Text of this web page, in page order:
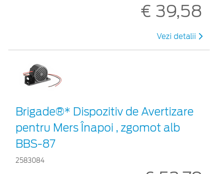
€ 39,58
Vezi detalii
Brigade®* Dispozitiv de Avertizare
pentru Mers Înapoi , zgomot alb
BBS-87
2583084